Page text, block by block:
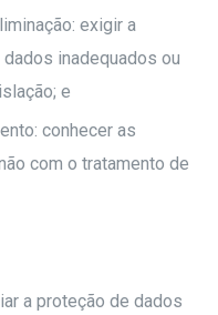
exigir a
inadequados ou
e
conhecer as
com o tratamento de
a proteção de dados